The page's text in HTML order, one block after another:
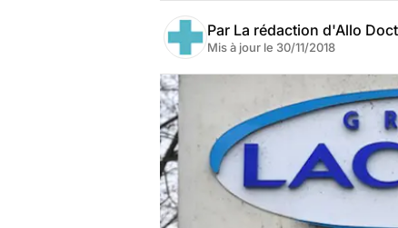
Par La rédaction d'Allo
Mis à jour le 30/11/2018